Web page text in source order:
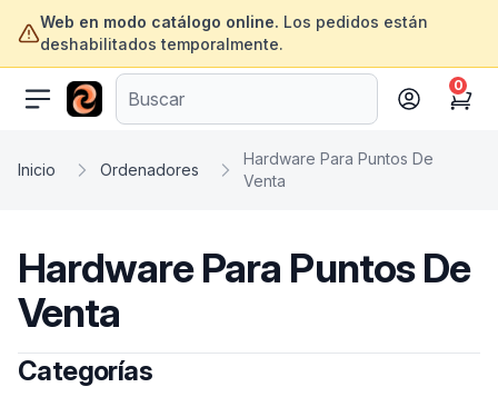
Web en modo catálogo online. Los pedidos están
deshabilitados temporalmente.
ofertasinformatica.com
Cart
0
Inicio Ordenadores
Hardware Para Puntos De
Venta
Hardware Para Puntos De
Venta
Categorías